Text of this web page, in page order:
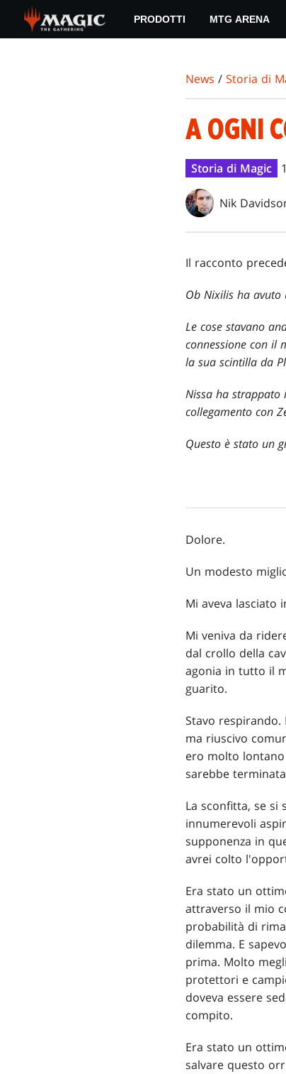
main
PRODOTTI MTG ARENA
News / Storia di
A OGNI
Storia di Magic
Nik
Il racconto
Ob Nixilis ha avuto
Le cose stavano
connessione con il
la sua scintilla da
Nissa ha strappato
collegamento con
Questo è stato un
Dolore.
Un modesto
Mi aveva lasciato
Mi veniva da
dal crollo della
agonia in tutto il
guarito.
Stavo respirando.
ma riuscivo
ero molto lontano
sarebbe
La sconfitta, se
innumerevoli
supponenza in
avrei colto
Era stato un
attraverso il mio
probabilità di
dilemma. E
prima. Molto
protettori e
doveva essere
compito.
Era stato un
salvare questo